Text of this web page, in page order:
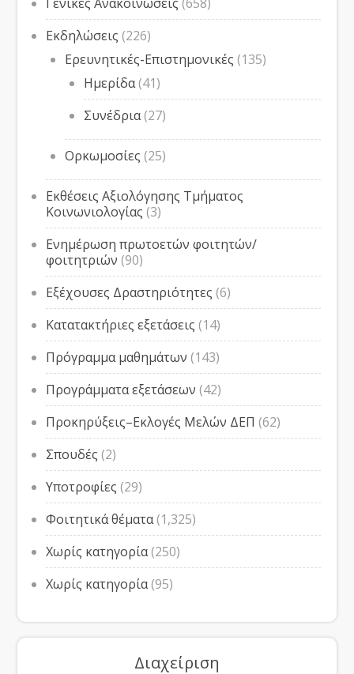
Εκδηλώσεις (226)
Ερευνητικές-Επιστημονικές (135)
Ημερίδα(41)
Συνέδρια(27)
Ορκωμοσίες (25)
Εκθέσεις Αξιολόγησης Τμήματος
Κοινωνιολογίας (3)
Ενημέρωση πρωτοετών φοιτητών/
φοιτητριών (90)
Εξέχουσες Δραστηριότητες (6)
Κατατακτήριες εξετάσεις (14)
Πρόγραμμα μαθημάτων (143)
Προγράμματα εξετάσεων (42)
Προκηρύξεις–Εκλογές Μελών ΔΕΠ (62)
Σπουδές (2)
Υποτροφίες (29)
Φοιτητικά θέματα(1,325)
Χωρίς κατηγορία(250)
Χωρίς κατηγορία(95)
Διαχείριση